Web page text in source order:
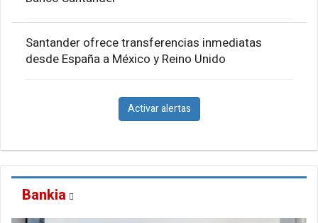
Santander ofrece transferencias inmediatas
desde España a México y Reino Unido
Activar alertas
Bankia